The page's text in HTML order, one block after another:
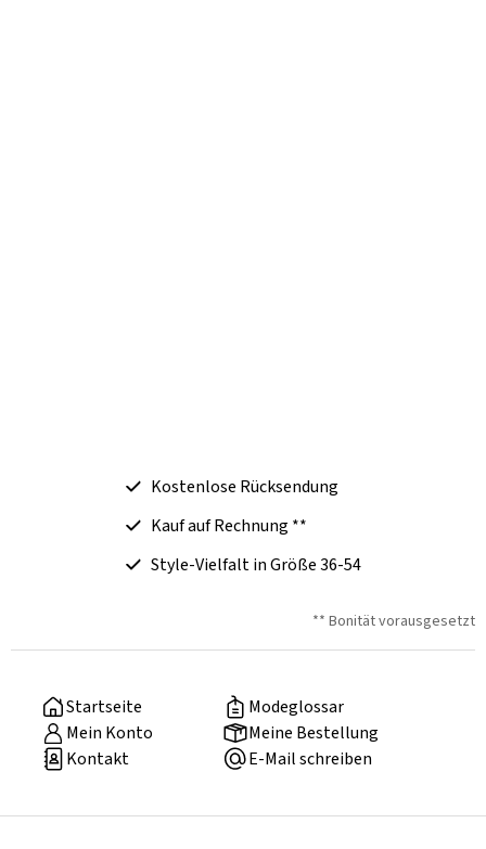
Kostenlose Rücksendung
Kauf auf Rechnung **
Style-Vielfalt in Größe 36-54
** Bonität vorausgesetzt
Startseite
Modeglossar
Mein Konto
Meine Bestellung
Kontakt
E-Mail schreiben